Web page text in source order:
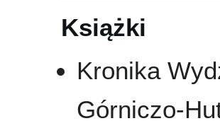
Książki
Kronika
Górniczo-